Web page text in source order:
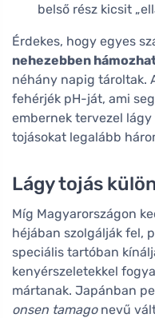
belső rész kicsit
Érdekes, hogy egyes
nehezebben
néhány napig tároltak.
fehérjék pH-ját, ami
embernek tervezel
tojásokat legalább
Lágy tojás
Míg Magyarországon
héjában szolgálják fel,
speciális tartóban
kenyérszeletekkel
mártanak. Japánban
onsen tamagonevű